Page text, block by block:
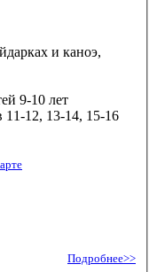
и каноэ,
9-10 лет
11-12, 13-14, 15-16
Подробнее>>